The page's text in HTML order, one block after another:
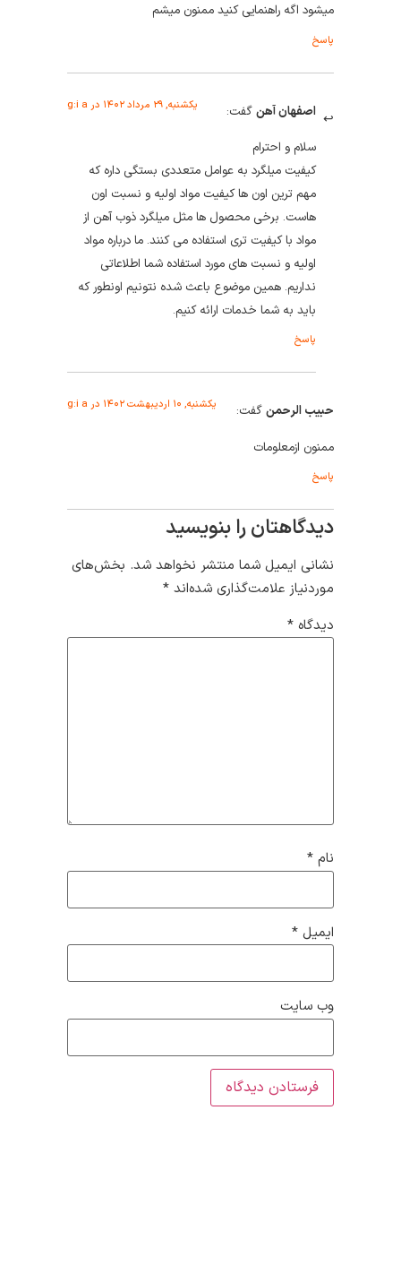
میشود اگه راهنمایی کنید ممنون میشم
اصفهان آهنگفت: یکشنبه, ۲۹ مرداد ۱۴۰۲ در g:i a
سلام و احترام
کیفیت میلگرد به عوامل متعددی بستگی داره که
مهم ترین اون ها کیفیت مواد اولیه و نسبت اون
هاست. برخی محصول ها مثل میلگرد ذوب آهن از
مواد با کیفیت تری استفاده می کنند. ما درباره مواد
اولیه و نسبت های مورد استفاده شما اطلاعاتی
نداریم. همین موضوع باعث شده نتونیم اونطور که
باید به شما خدمات ارائه کنیم.
حبیب الرحمنگفت: یکشنبه, ۱۰ اردیبهشت ۱۴۰۲ در g:i a
ممنون ازمعلومات
دیدگاهتان را بنویسید
نشانی ایمیل شما منتشر نخواهد شد. بخش‌های
موردنیاز علامت‌گذاری شده‌اند*